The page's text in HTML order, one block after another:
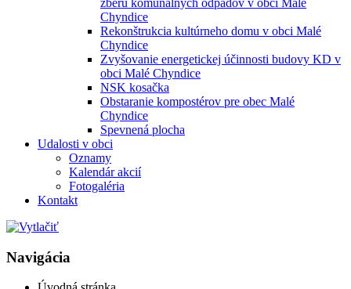
Chyndice
Rekonštrukcia kultúrneho domu v obci Malé
Chyndice
Zvyšovanie energetickej účinnosti budovy KD v
obci Malé Chyndice
NSK kosačka
Obstaranie kompostérov pre obec Malé
Chyndice
Spevnená plocha
Udalosti v obci
Oznamy
Kalendár akcií
Fotogaléria
Kontakt
Navigácia